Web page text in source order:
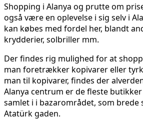
Shopping i Alanya og prutte om
også være en oplevelse i sig selv i
kan købes med fordel her, blandt
krydderier, solbriller mm.
Der findes rig mulighed for at
man foretrækker kopivarer eller
man til kopivarer, findes der
Alanya centrum er de fleste
samlet i i bazarområdet, som brede
Atatürk gaden.